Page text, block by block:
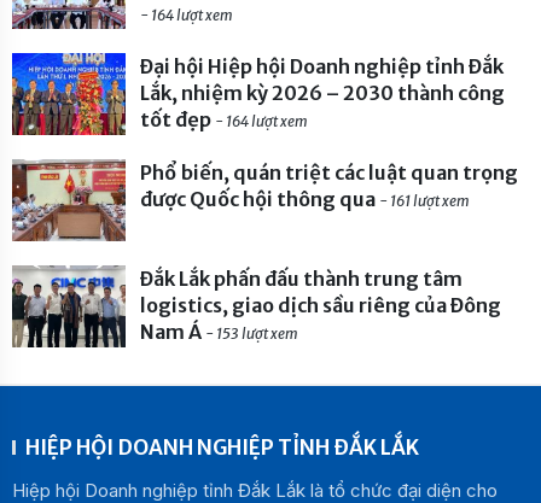
- 164 lượt xem
Đại hội Hiệp hội Doanh nghiệp tỉnh Đắk
Lắk, nhiệm kỳ 2026 – 2030 thành công
tốt đẹp - 164 lượt xem
Phổ biến, quán triệt các luật quan trọng
được Quốc hội thông qua - 161 lượt xem
Đắk Lắk phấn đấu thành trung tâm
logistics, giao dịch sầu riêng của Đông
Nam Á - 153 lượt xem
HIỆP HỘI DOANH NGHIỆP TỈNH ĐẮK LẮK
Hiệp hội Doanh nghiệp tỉnh Đắk Lắk là tổ chức đại diện cho